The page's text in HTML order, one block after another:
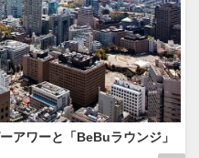
アワーと「BeBuラウンジ」